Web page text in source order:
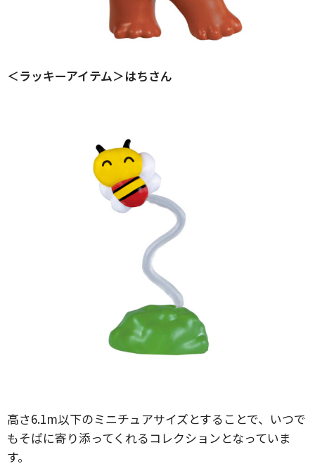
＜ラッキーアイテム＞はちさん
高さ6.1m以下のミニチュアサイズとすることで、いつで
もそばに寄り添ってくれるコレクションとなっていま
す。